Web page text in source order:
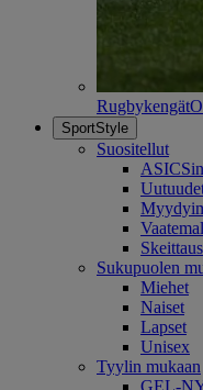
Rugbykengät
SportStyle
Suositellut
Skeittaus
Sukupuolen
Miehet
Naiset
Lapset
Unisex
Tyylin mukaan
GEL-